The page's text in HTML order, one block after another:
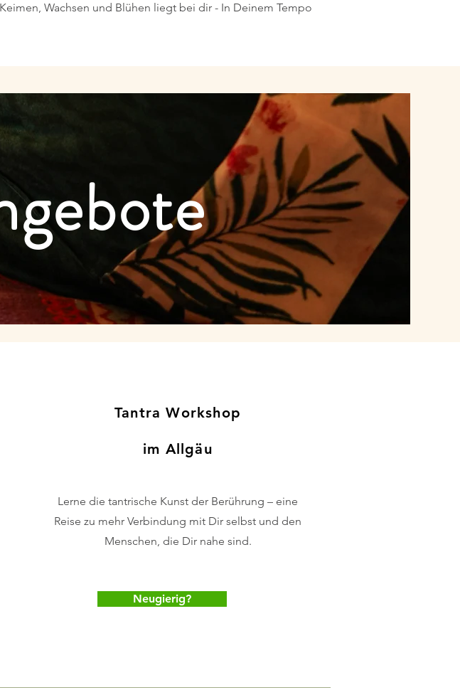
Wachsen und Blühen liegt bei dir - In Deinem Tempo
Tantra Workshop
im Allgäu
Lerne die tantrische Kunst der Berührung – eine
Reise zu mehr Verbindung mit Dir selbst und den
Menschen, die Dir nahe sind.
Neugierig?